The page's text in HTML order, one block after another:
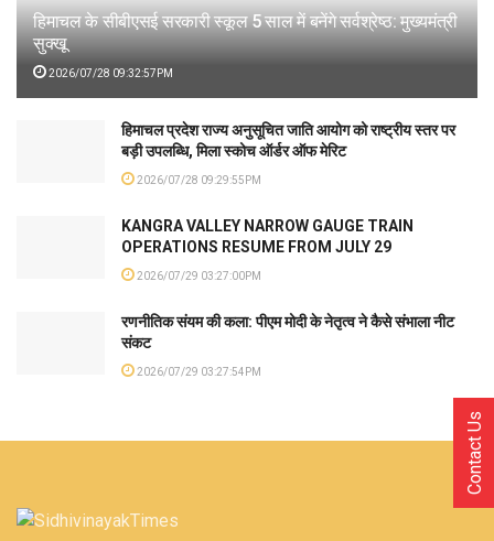
हिमाचल के सीबीएसई सरकारी स्कूल 5 साल में बनेंगे सर्वश्रेष्ठ: मुख्यमंत्री
सुक्खू
2026/07/28 09:32:57PM
हिमाचल प्रदेश राज्य अनुसूचित जाति आयोग को राष्ट्रीय स्तर पर
बड़ी उपलब्धि, मिला स्कोच ऑर्डर ऑफ मेरिट
2026/07/28 09:29:55PM
KANGRA VALLEY NARROW GAUGE TRAIN
OPERATIONS RESUME FROM JULY 29
2026/07/29 03:27:00PM
रणनीतिक संयम की कला: पीएम मोदी के नेतृत्व ने कैसे संभाला नीट
संकट
2026/07/29 03:27:54PM
Contact Us